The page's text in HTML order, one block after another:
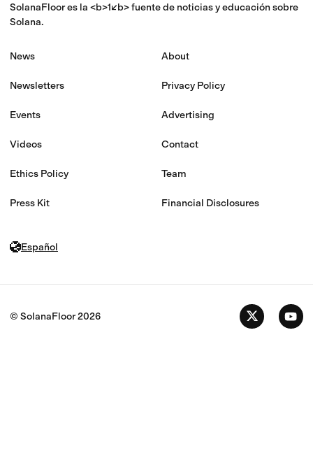
SolanaFloor es la <b>1</b> fuente de noticias y educación sobre
Solana.
News
Newsletters
Events
Videos
Ethics Policy
Press Kit
About
Privacy Policy
Advertising
Contact
Team
Financial Disclosures
Español
© SolanaFloor2026